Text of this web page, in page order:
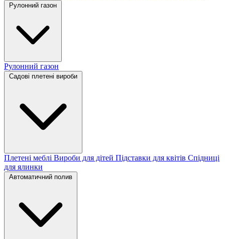
Рулонний газон
Рулонний газон
Садові плетені вироби
Плетені меблі Вироби для дітей Підставки для квітів Спідниці
для ялинки
Автоматичний полив